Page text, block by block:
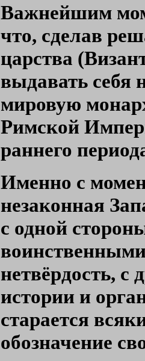
Важнейшим
что, сделав
царства
выдавать себя
мировую
Римской
раннего
Именно с
незаконная
с одной
нетвёрдость, с
истории и
старается
обозначение